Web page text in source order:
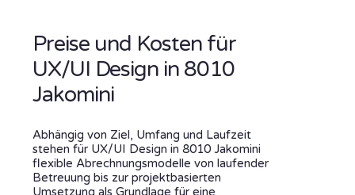
Preise und Kosten für
UX/UI Design in 8010
Jakomini
Abhängig von Ziel, Umfang und Laufzeit
stehen für UX/UI Design in 8010 Jakomini
flexible Abrechnungsmodelle von laufender
Betreuung bis zur projektbasierten
Umsetzung als Grundlage für eine